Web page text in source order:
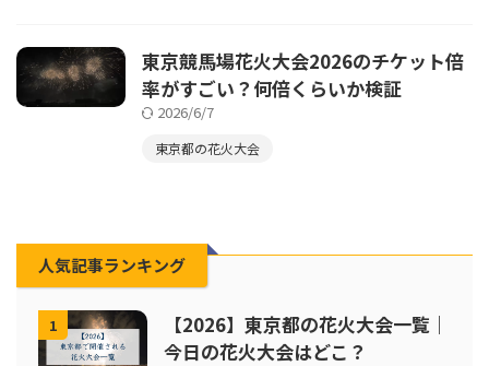
東京競馬場花火大会2026のチケット倍
率がすごい？何倍くらいか検証
2026/6/7
東京都の花火大会
人気記事ランキング
1
【2026】東京都の花火大会一覧｜
今日の花火大会はどこ？